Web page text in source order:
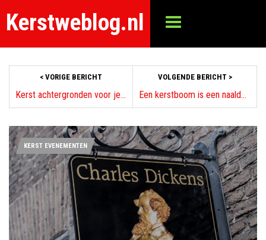
Kerstweblog.nl
< VORIGE BERICHT
Kerst achtergronden voor je computer
VOLGENDE BERICHT >
Een kerstboom is een naaldboom
KERST EVENEMENTEN